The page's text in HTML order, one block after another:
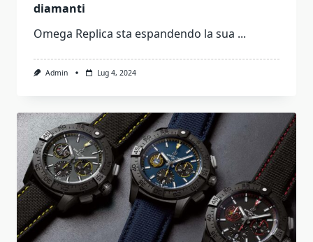
diamanti
Omega Replica sta espandendo la sua ...
Admin Lug 4, 2024